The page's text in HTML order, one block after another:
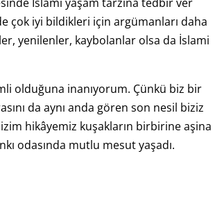
çok iyi bildikleri için argümanları daha
yenilenler, kaybolanlar olsa da İslami
olduğuna inanıyorum. Çünkü biz bir
da aynı anda gören son nesil biziz
hikâyemiz kuşakların birbirine aşina
odasında mutlu mesut yaşadı.